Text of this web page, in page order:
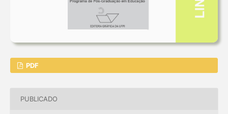
PDF
PUBLICADO